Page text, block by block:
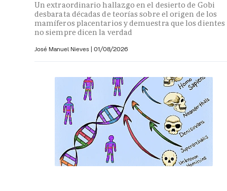
Un extraordinario hallazgo en el desierto de Gobi
desbarata décadas de teorías sobre el origen de los
mamíferos placentarios y demuestra que los dientes
no siempre dicen la verdad
José Manuel Nieves | 01/08/2026